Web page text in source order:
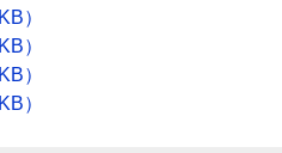
）
）
）
）